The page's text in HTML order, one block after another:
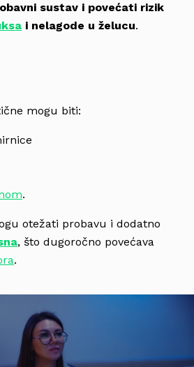
sustav i povećati rizik
i nelagode u želucu.
mogu biti:
.
otežati probavu i dodatno
, što dugoročno povećava
.